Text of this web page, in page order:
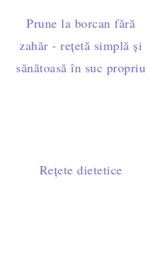
Prune la borcan fără
zahăr - rețetă simplă și
sănătoasă în suc propriu
Rețete dietetice